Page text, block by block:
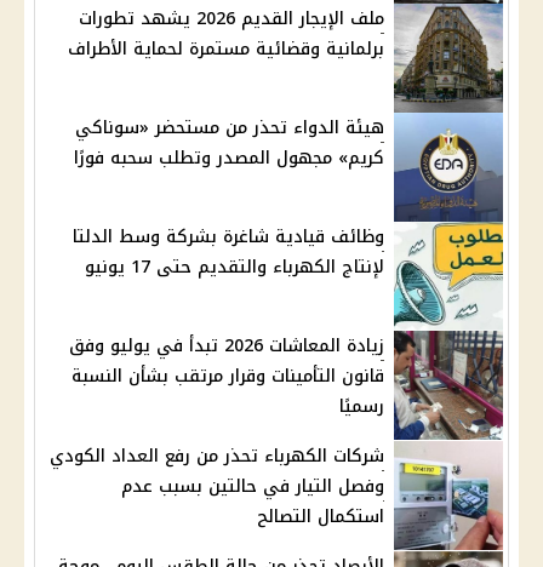
ملف الإيجار القديم 2026 يشهد تطورات
برلمانية وقضائية مستمرة لحماية الأطراف
هيئة الدواء تحذر من مستحضر «سوناكي
كريم» مجهول المصدر وتطلب سحبه فورًا
وظائف قيادية شاغرة بشركة وسط الدلتا
لإنتاج الكهرباء والتقديم حتى 17 يونيو
زيادة المعاشات 2026 تبدأ في يوليو وفق
قانون التأمينات وقرار مرتقب بشأن النسبة
رسميًا
شركات الكهرباء تحذر من رفع العداد الكودي
وفصل التيار في حالتين بسبب عدم
استكمال التصالح